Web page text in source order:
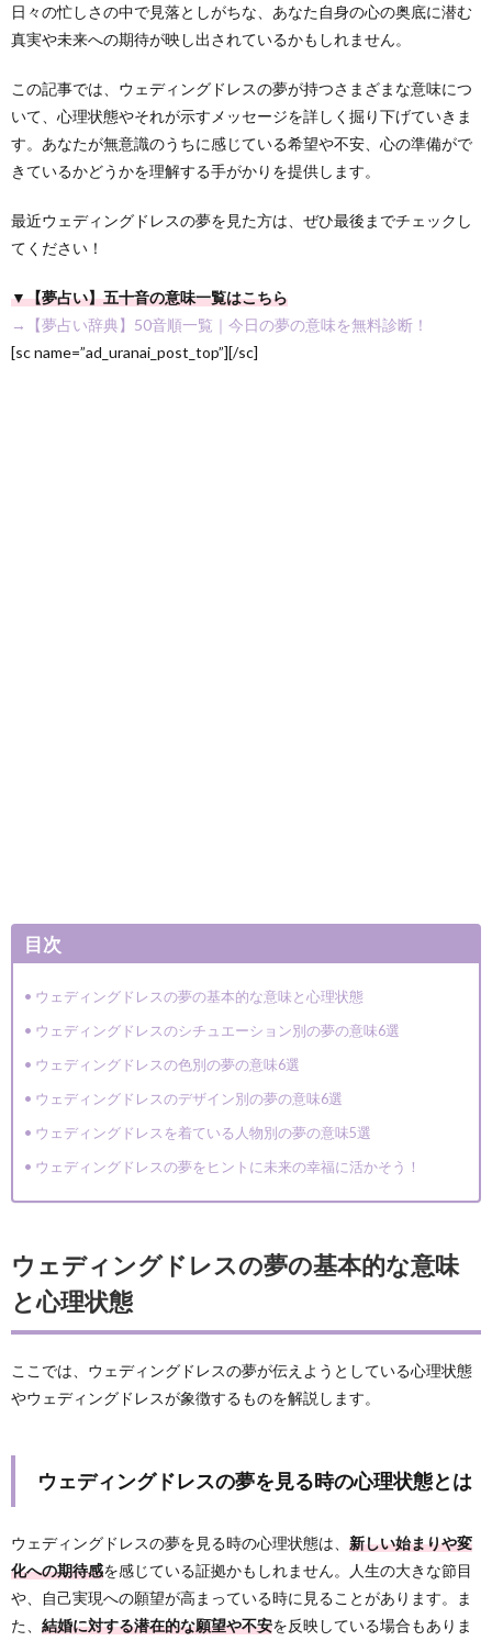
日々の忙しさの中で見落としがちな、あなた自身の心の奥底に潜む
真実や未来への期待が映し出されているかもしれません。
この記事では、ウェディングドレスの夢が持つさまざまな意味につ
いて、心理状態やそれが示すメッセージを詳しく掘り下げていきま
す。あなたが無意識のうちに感じている希望や不安、心の準備がで
きているかどうかを理解する手がかりを提供します。
最近ウェディングドレスの夢を見た方は、ぜひ最後までチェックし
てください！
▼【夢占い】五十音の意味一覧はこちら
→【夢占い辞典】50音順一覧｜今日の夢の意味を無料診断！
[sc name=”ad_uranai_post_top”][/sc]
目次
ウェディングドレスの夢の基本的な意味と心理状態
ウェディングドレスのシチュエーション別の夢の意味6選
ウェディングドレスの色別の夢の意味6選
ウェディングドレスのデザイン別の夢の意味6選
ウェディングドレスを着ている人物別の夢の意味5選
ウェディングドレスの夢をヒントに未来の幸福に活かそう！
ウェディングドレスの夢の基本的な意味
と心理状態
ここでは、ウェディングドレスの夢が伝えようとしている心理状態
やウェディングドレスが象徴するものを解説します。
ウェディングドレスの夢を見る時の心理状態とは
ウェディングドレスの夢を見る時の心理状態は、 新しい始まりや変
化への期待感を感じている証拠かもしれません。人生の大きな節目
や、自己実現への願望が高まっている時に見ることがあります。ま
た、 結婚に対する潜在的な願望や不安を反映している場合もありま